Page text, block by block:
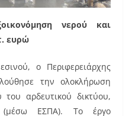
νερού και
ευρώ
ο Περιφερειάρχης
την ολοκλήρωση
αρδευτικού δικτύου,
ΕΣΠΑ). Το έργο